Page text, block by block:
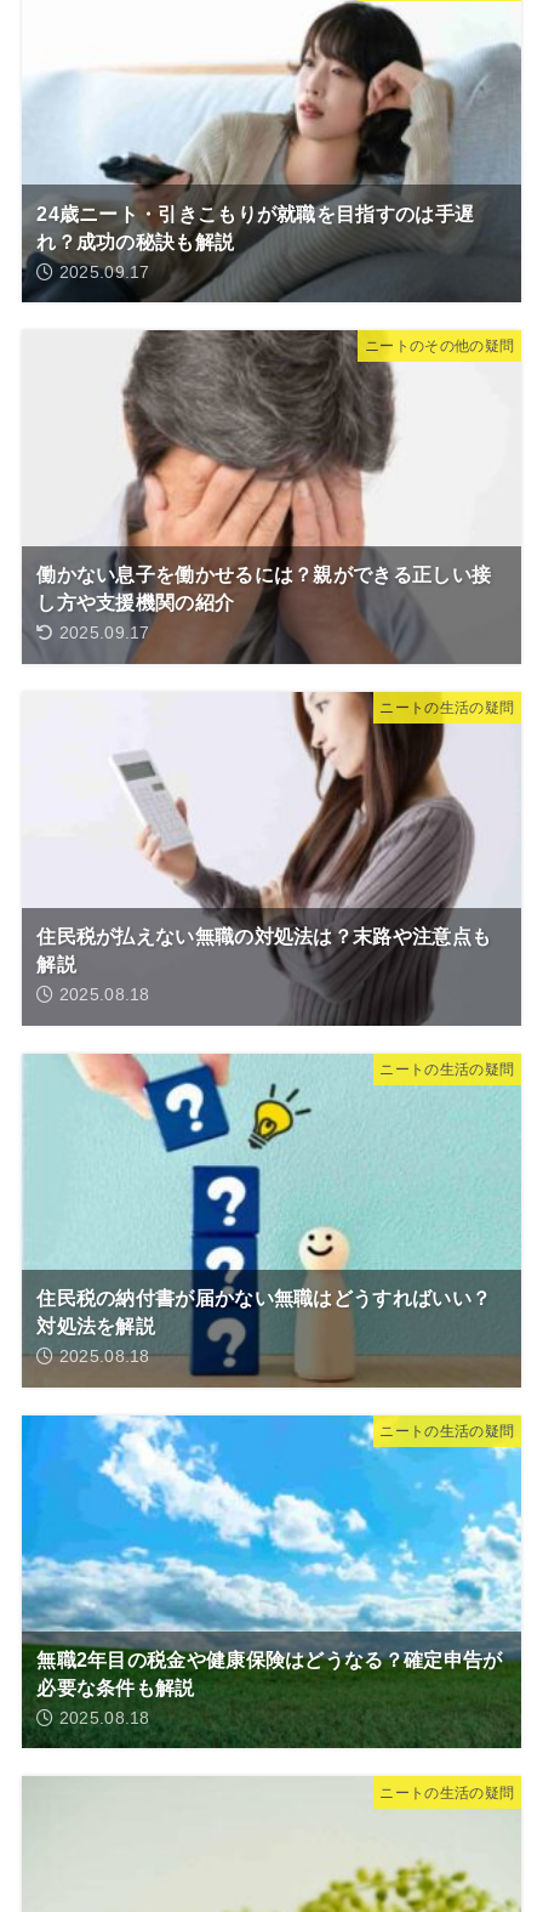
24歳ニート・引きこもりが就職を目指すのは手遅
れ？成功の秘訣も解説
2025.09.17
ニートのその他の疑問
働かない息子を働かせるには？親ができる正しい接
し方や支援機関の紹介
2025.09.17
ニートの生活の疑問
住民税が払えない無職の対処法は？末路や注意点も
解説
2025.08.18
ニートの生活の疑問
住民税の納付書が届かない無職はどうすればいい？
対処法を解説
2025.08.18
ニートの生活の疑問
無職2年目の税金や健康保険はどうなる？確定申告が
必要な条件も解説
2025.08.18
ニートの生活の疑問